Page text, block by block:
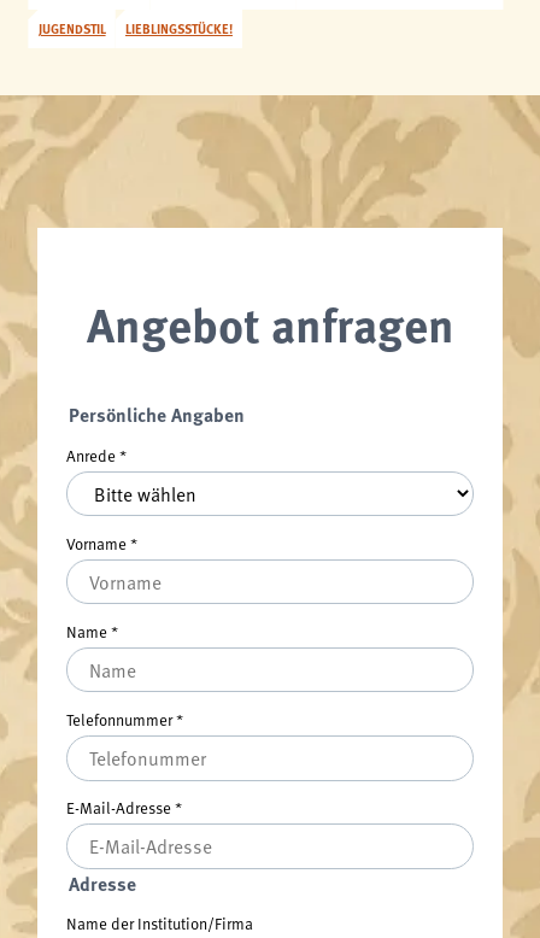
JUGENDSTIL LIEBLINGSSTÜCKE!
Angebot anfragen
Persönliche Angaben
Anrede*
Vorname*
Name*
Telefonnummer*
E-Mail-Adresse*
Adresse
Name der Institution/Firma